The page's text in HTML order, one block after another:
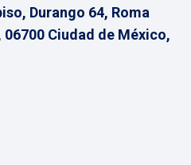
Durango 64, Roma
Ciudad de México,